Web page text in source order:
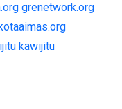
grenetwork.org
kawijitu